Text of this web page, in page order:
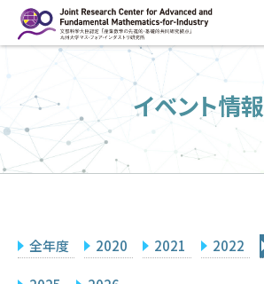
ン
へ
ス
キ
HOME
概要
運営
2026年度公募
採択研究・報告書一覧
イベント情報
全年度 2020 2021 2022